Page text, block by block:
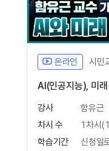
온라인 시민
AI(인공지능), 미
강사
함유근
차시 수
1차시
학습기간
신청일